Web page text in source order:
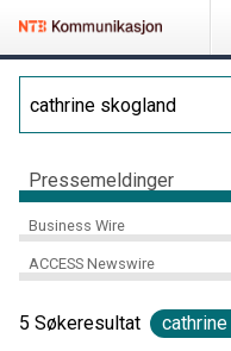
Pressemeldinger
Business Wire
ACCESS Newswire
5 Søkeresultat